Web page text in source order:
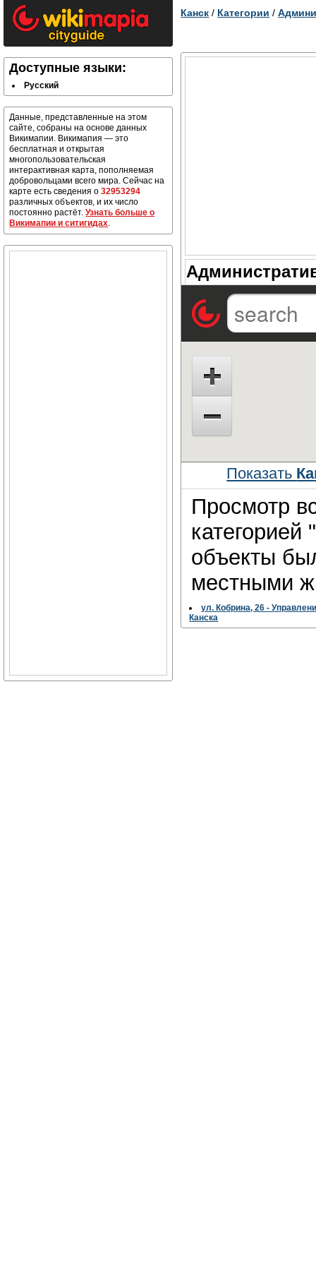
Доступные языки:
Русский
Данные, представленные на этом
сайте, собраны на основе данных
Викимапии. Викимапия — это
бесплатная и открытая
многопользовательская
интерактивная карта, пополняемая
добровольцами всего мира. Сейчас на
карте есть сведения о32953294
различных объектов, и их число
постоянно растёт.Узнать больше о
Викимапии и ситигидах.
Канск / Категории /
Показать
Просмотр
объекты
местными
ул. Кобрина, 26 -
Канска